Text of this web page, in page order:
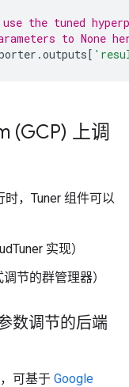
the tuned
to None
.outputs[
(GCP) 上调
时，Tuner 组件可以
实现）
调节的群管理器）
数调节的后端
可基于 Google